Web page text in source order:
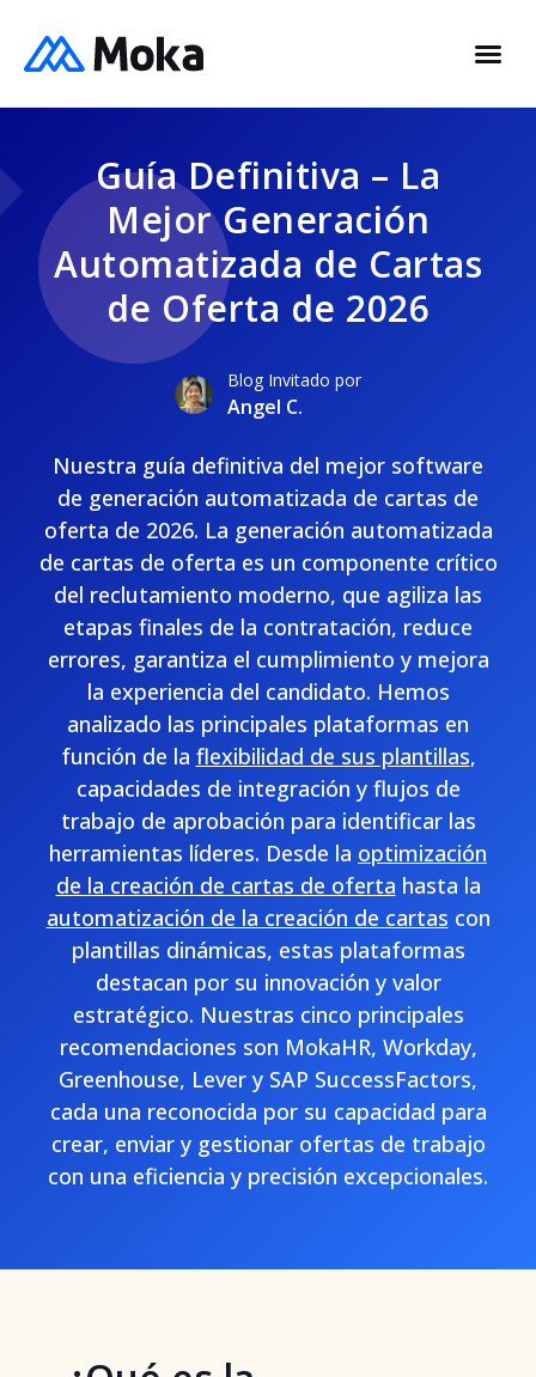
Guía Definitiva – La
Mejor Generación
Automatizada de Cartas
de Oferta de 2026
Blog Invitado por
Angel C.
Nuestra guía definitiva del mejor software
de generación automatizada de cartas de
oferta de 2026. La generación automatizada
de cartas de oferta es un componente crítico
del reclutamiento moderno, que agiliza las
etapas finales de la contratación, reduce
errores, garantiza el cumplimiento y mejora
la experiencia del candidato. Hemos
analizado las principales plataformas en
función de la flexibilidad de sus plantillas,
capacidades de integración y flujos de
trabajo de aprobación para identificar las
herramientas líderes. Desde la optimización
de la creación de cartas de oferta hasta la
automatización de la creación de cartas con
plantillas dinámicas, estas plataformas
destacan por su innovación y valor
estratégico. Nuestras cinco principales
recomendaciones son MokaHR, Workday,
Greenhouse, Lever y SAP SuccessFactors,
cada una reconocida por su capacidad para
crear, enviar y gestionar ofertas de trabajo
con una eficiencia y precisión excepcionales.